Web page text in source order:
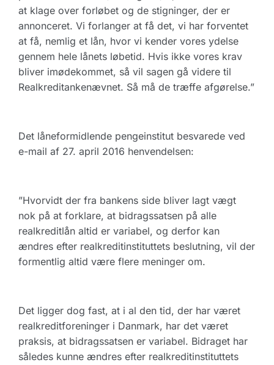
at klage over forløbet og de stigninger, der er
annonceret. Vi forlanger at få det, vi har forventet
at få, nemlig et lån, hvor vi kender vores ydelse
gennem hele lånets løbetid. Hvis ikke vores krav
bliver imødekommet, så vil sagen gå videre til
Realkreditankenævnet. Så må de træffe afgørelse.”
Det låneformidlende pengeinstitut besvarede ved
e-mail af 27. april 2016 henvendelsen:
”Hvorvidt der fra bankens side bliver lagt vægt
nok på at forklare, at bidragssatsen på alle
realkreditlån altid er variabel, og derfor kan
ændres efter realkreditinstituttets beslutning, vil der
formentlig altid være flere meninger om.
Det ligger dog fast, at i al den tid, der har været
realkreditforeninger i Danmark, har det været
praksis, at bidragssatsen er variabel. Bidraget har
således kunne ændres efter realkreditinstituttets